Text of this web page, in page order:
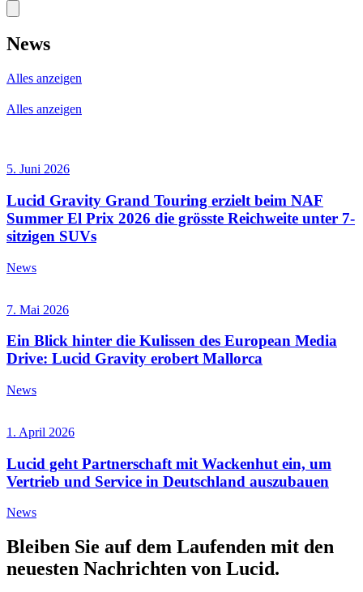
News
Alles anzeigen
Alles anzeigen
5. Juni 2026
Lucid Gravity Grand Touring erzielt beim NAF
Summer El Prix 2026 die grösste Reichweite unter 7-
sitzigen SUVs
News
7. Mai 2026
Ein Blick hinter die Kulissen des European Media
Drive: Lucid Gravity erobert Mallorca
News
1. April 2026
Lucid geht Partnerschaft mit Wackenhut ein, um
Vertrieb und Service in Deutschland auszubauen
News
Bleiben Sie auf dem Laufenden mit den
neuesten Nachrichten von Lucid.